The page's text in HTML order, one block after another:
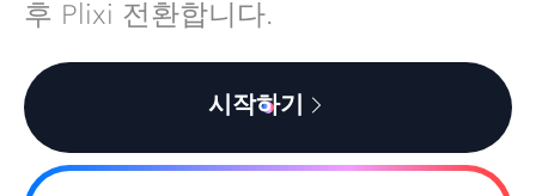
후 Plixi 전환합니다.
시작하기